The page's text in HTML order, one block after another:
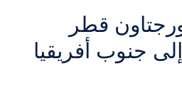
قطر
جنوب أفريقيا